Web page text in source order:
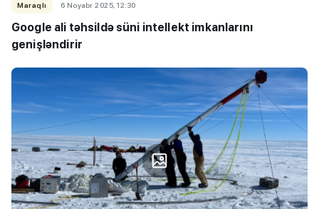
Maraqlı 6 Noyabr 2025, 12:30
Google ali təhsildə süni intellekt imkanlarını
genişləndirir